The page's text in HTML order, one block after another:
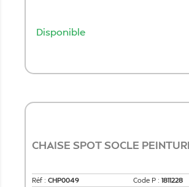
Disponible
CHAISE SPOT SOCLE
Réf : CHP0049 Code P : 1811228